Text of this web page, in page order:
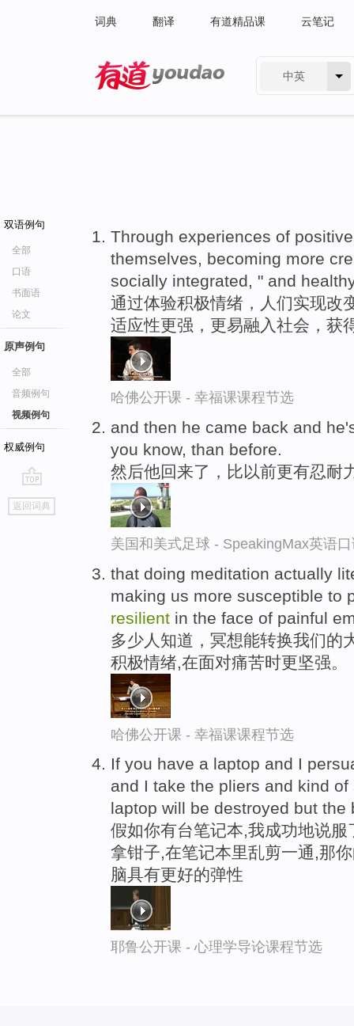
词典 翻译 有道精品课 云笔记
中英
双语例句
全部
口语
书面语
论文
原声例句
全部
音频例句
视频例句
权威例句
go
top
返回词典
Through experiences of
themselves, becoming more
socially integrated, " and
通过体验积极情绪，人们实现改
适应性更强，更易融入社会，获
哈佛公开课 - 幸福课课程节选
and then he came back and
you know, than before.
然后他回来了，比以前更有忍耐
美国和美式足球 - SpeakingMax英语
that doing meditation actually
making us more susceptible to
resilient in the face of painful
多少人知道，冥想能转换我们的
积极情绪,在面对痛苦时更坚强。
哈佛公开课 - 幸福课课程节选
If you have a laptop and I
and I take the pliers and kind
laptop will be destroyed but
假如你有台笔记本,我成功地说
拿钳子,在笔记本里乱剪一通,那
脑具有更好的弹性
耶鲁公开课 - 心理学导论课程节选